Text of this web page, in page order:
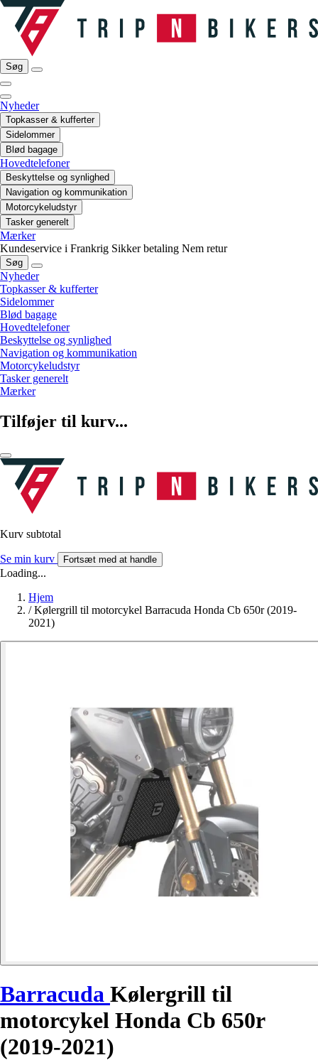
Søg
Nyheder
Topkasser & kufferter
Sidelommer
Blød bagage
Hovedtelefoner
Beskyttelse og synlighed
Navigation og kommunikation
Motorcykeludstyr
Tasker generelt
Mærker
Kundeservice i Frankrig Sikker betaling Nem retur
Søg
Nyheder
Topkasser & kufferter
Sidelommer
Blød bagage
Hovedtelefoner
Beskyttelse og synlighed
Navigation og kommunikation
Motorcykeludstyr
Tasker generelt
Mærker
Tilføjer til kurv...
Kurv subtotal
Se min kurv Fortsæt med at handle
Loading...
Hjem
/ Kølergrill til motorcykel Barracuda Honda Cb 650r (2019-
2021)
Barracuda Kølergrill til
motorcykel Honda Cb 650r
(2019-2021)